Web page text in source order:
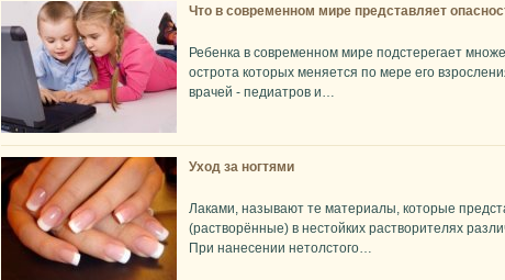
Что в современном мире представляет
Ребенка в современном мире подстерегает
острота которых меняется по мере его
врачей - педиатров и…
Уход за ногтями
Лаками, называют те материалы, которые
(растворённые) в нестойких растворителях
При нанесении нетолстого…